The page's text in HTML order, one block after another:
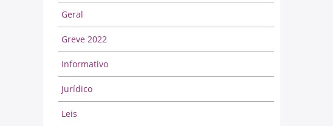
Geral
Greve 2022
Informativo
Jurídico
Leis